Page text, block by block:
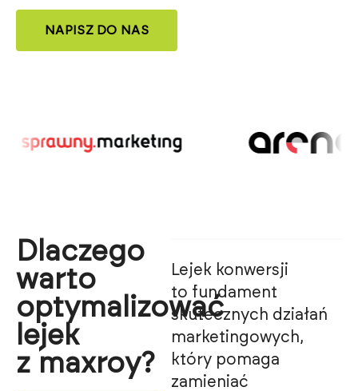
NAPISZ DO NAS
Dlaczego
warto
optymalizować
lejek
z maxroy?
Lejek konwersji
to fundament
skutecznych działań
marketingowych,
który pomaga
zamieniać